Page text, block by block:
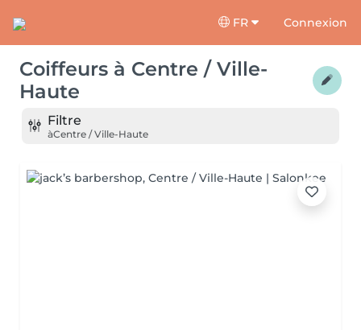
FR Connexion
Coiffeurs à Centre / Ville-
Haute
Filtre
àCentre / Ville-Haute